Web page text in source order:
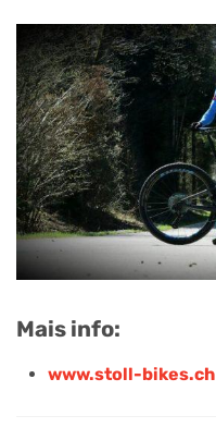
Mais info:
www.stoll-bikes.ch